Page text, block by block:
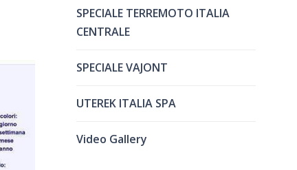
SPECIALE TERREMOTO ITALIA
CENTRALE
SPECIALE VAJONT
UTEREK ITALIA SPA
Video Gallery